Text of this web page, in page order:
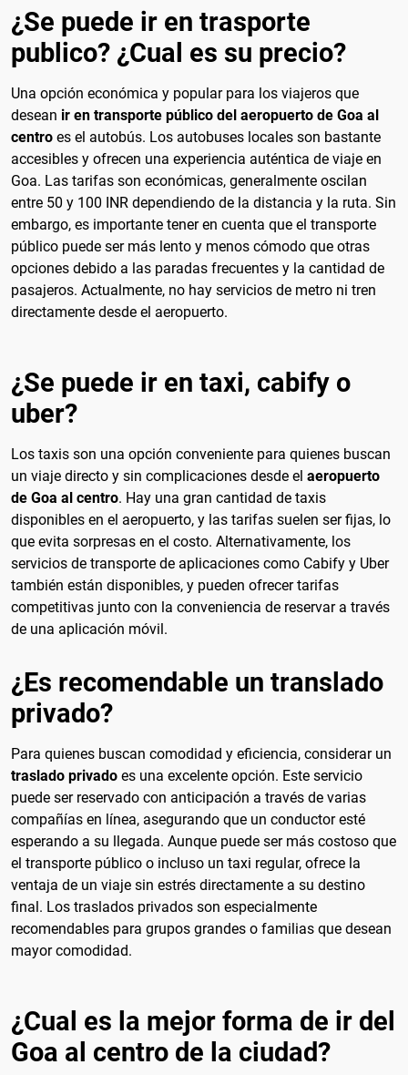
¿Se puede ir en trasporte
publico? ¿Cual es su precio?
Una opción económica y popular para los viajeros que
desean ir en transporte público del aeropuerto de Goa al
centro es el autobús. Los autobuses locales son bastante
accesibles y ofrecen una experiencia auténtica de viaje en
Goa. Las tarifas son económicas, generalmente oscilan
entre 50 y 100 INR dependiendo de la distancia y la ruta. Sin
embargo, es importante tener en cuenta que el transporte
público puede ser más lento y menos cómodo que otras
opciones debido a las paradas frecuentes y la cantidad de
pasajeros. Actualmente, no hay servicios de metro ni tren
directamente desde el aeropuerto.
¿Se puede ir en taxi, cabify o
uber?
Los taxis son una opción conveniente para quienes buscan
un viaje directo y sin complicaciones desde el aeropuerto
de Goa al centro. Hay una gran cantidad de taxis
disponibles en el aeropuerto, y las tarifas suelen ser fijas, lo
que evita sorpresas en el costo. Alternativamente, los
servicios de transporte de aplicaciones como Cabify y Uber
también están disponibles, y pueden ofrecer tarifas
competitivas junto con la conveniencia de reservar a través
de una aplicación móvil.
¿Es recomendable un translado
privado?
Para quienes buscan comodidad y eficiencia, considerar un
traslado privado es una excelente opción. Este servicio
puede ser reservado con anticipación a través de varias
compañías en línea, asegurando que un conductor esté
esperando a su llegada. Aunque puede ser más costoso que
el transporte público o incluso un taxi regular, ofrece la
ventaja de un viaje sin estrés directamente a su destino
final. Los traslados privados son especialmente
recomendables para grupos grandes o familias que desean
mayor comodidad.
¿Cual es la mejor forma de ir del
Goa al centro de la ciudad?